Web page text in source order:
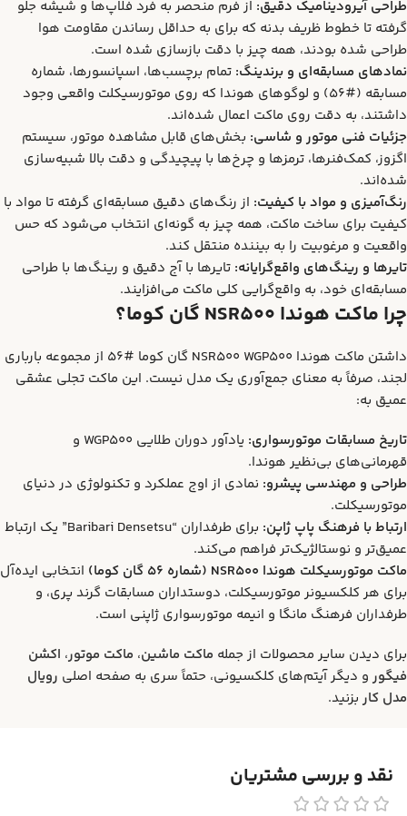
طراحی آیرودینامیک دقیق: از فرم منحصر به فرد فلاپ‌ها و شیشه جلو
گرفته تا خطوط ظریف بدنه که برای به حداقل رساندن مقاومت هوا
طراحی شده بودند، همه چیز با دقت بازسازی شده است.
نمادهای مسابقه‌ای و برندینگ: تمام برچسب‌ها، اسپانسورها، شماره
مسابقه (#56) و لوگوهای هوندا که روی موتورسیکلت واقعی وجود
داشتند، به دقت روی ماکت اعمال شده‌اند.
جزئیات فنی موتور و شاسی: بخش‌های قابل مشاهده موتور، سیستم
اگزوز، کمک‌فنرها، ترمزها و چرخ‌ها با پیچیدگی و دقت بالا شبیه‌سازی
شده‌اند.
رنگ‌آمیزی و مواد با کیفیت: از رنگ‌های دقیق مسابقه‌ای گرفته تا مواد با
کیفیت برای ساخت ماکت، همه چیز به گونه‌ای انتخاب می‌شود که حس
واقعیت و مرغوبیت را به بیننده منتقل کند.
تایرها و رینگ‌های واقع‌گرایانه: تایرها با آج دقیق و رینگ‌ها با طراحی
مسابقه‌ای خود، به واقع‌گرایی کلی ماکت می‌افزایند.
چرا ماکت هوندا NSR500 گان کوما؟
داشتن ماکت هوندا NSR500 WGP500 گان کوما #56 از مجموعه بارباری
لجند، صرفاً به معنای جمع‌آوری یک مدل نیست. این ماکت تجلی عشقی
عمیق به:
تاریخ مسابقات موتورسواری:
یادآور دوران طلایی WGP500 و
قهرمانی‌های بی‌نظیر هوندا.
طراحی و مهندسی پیشرو: نمادی از اوج عملکرد و تکنولوژی در دنیای
موتورسیکلت.
ارتباط با فرهنگ پاپ ژاپن:
برای طرفداران “Baribari Densetsu” یک ارتباط
عمیق‌تر و نوستالژیک‌تر فراهم می‌کند.
ماکت موتورسیکلت هوندا NSR500 (شماره 56 گان کوما)
انتخابی ایده‌آل
برای هر کلکسیونر موتورسیکلت، دوستداران مسابقات گرند پری، و
طرفداران فرهنگ مانگا و انیمه موتورسواری ژاپنی است.
برای دیدن سایر محصولات از جمله ماکت ماشین، ماکت موتور، اکشن
فیگور و دیگر آیتم‌های کلکسیونی، حتماً سری به صفحه اصلی رویال
مدل کار بزنید.
نقد و بررسی مشتریان